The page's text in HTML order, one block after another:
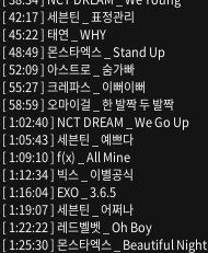
[ 42:17 ] 세븐틴 _ 표정관리
[ 45:22 ] 태연 _ WHY
[ 48:49 ] 몬스타엑스 _ Stand Up
[ 52:09 ] 아스트로 _ 숨가빠
[ 55:27 ] 크레파스 _ 이뻐이뻐
[ 58:59 ] 오마이걸 _ 한 발짝 두 발짝
[ 1:02:40 ] NCT DREAM _ We Go Up
[ 1:05:43 ] 세븐틴 _ 예쁘다
[ 1:09:10 ] f(x) _ All Mine
[ 1:12:34 ] 빅스 _ 이별공식
[ 1:16:04 ] EXO _ 3.6.5
[ 1:19:07 ] 세븐틴 _ 어쩌나
[ 1:22:22 ] 레드벨벳 _ Oh Boy
[ 1:25:30 ] 몬스타엑스 _ Beautiful Night